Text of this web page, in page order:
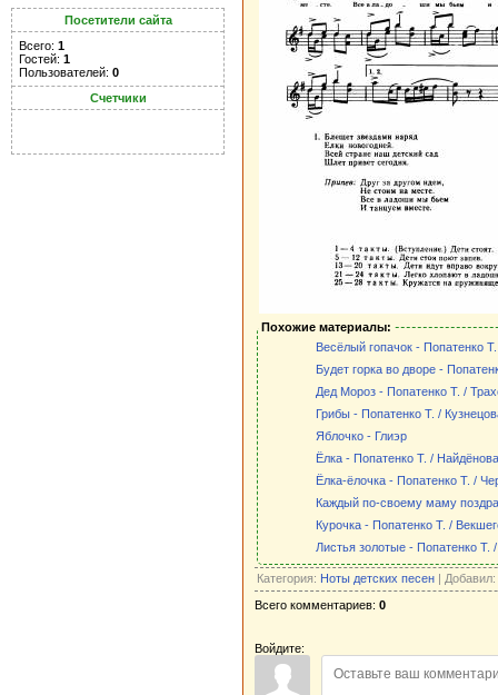
Посетители сайта
Всего: 1
Гостей: 1
Пользователей: 0
Счетчики
Похожие материалы:
Весёлый гопачок - Попатенко
Будет горка во дворе -
Дед Мороз - Попатенко Т. /
Грибы - Попатенко Т. /
Яблочко - Глиэр
Ёлка - Попатенко Т. /
Ёлка-ёлочка - Попатенко Т. /
Каждый по-своему маму
Курочка - Попатенко Т. /
Листья золотые - Попатенко Т.
Категория: Ноты детских песен | Добавил:
Всего комментариев: 0
Войдите: